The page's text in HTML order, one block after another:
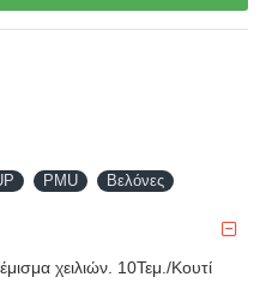
PMU Βελόνες
χειλιών. 10Τεμ./Κουτί